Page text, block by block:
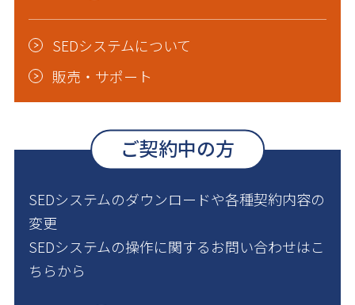
SEDシステムについて
販売・サポート
ご契約中の方
SEDシステムのダウンロードや各種契約内容の
変更
SEDシステムの操作に関するお問い合わせはこ
ちらから